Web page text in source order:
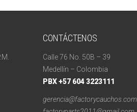
CONTÁCTENOS
Calle 76 No. 50B – 39
Medellín – Colombia
PBX +57 604 3223111
gerencia@factorycauchos.com